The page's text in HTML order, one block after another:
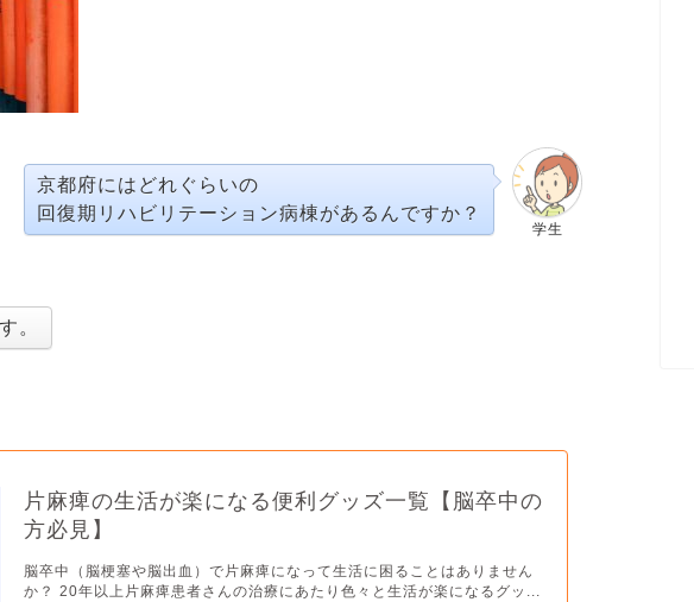
学生
京都府にはどれぐらいの
回復期リハビリテーション病棟があるんですか？
。
片麻痺の生活が楽になる便利グッズ一覧【脳卒中の
方必見】
脳卒中（脳梗塞や脳出血）で片麻痺になって生活に困ることはありません
か？ 20年以上片麻痺患者さんの治療にあたり色々と生活が楽になるグッ...